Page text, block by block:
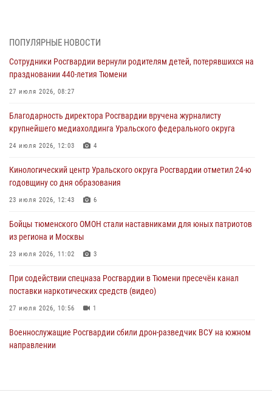
06 августа 2026, 04:41 3
Росгвардейцы в Тюменской области почтили память генерала
армии Ивана Кирилловича Яковлева
05 августа 2026, 11:03
В Тюмени офицер Росгвардии в радиоэфире напомнил гражданам о
мерах безопасного владения оружием
05 августа 2026, 09:56
Военнослужащие Росгвардии сбили дрон-разведчик ВСУ на южном
направлении
05 августа 2026, 05:35
Стальной характер продемонстрировали росгвардейцы в ходе
масштабных спортивных событий на Урале
05 августа 2026, 05:22
ПОПУЛЯРНЫЕ НОВОСТИ
Сотрудники Росгвардии вернули родителям детей, потерявшихся на
праздновании 440-летия Тюмени
27 июля 2026, 08:27
Благодарность директора Росгвардии вручена журналисту
крупнейшего медиахолдинга Уральского федерального округа
24 июля 2026, 12:03 4
Кинологический центр Уральского округа Росгвардии отметил 24-ю
годовщину со дня образования
23 июля 2026, 12:43 6
Бойцы тюменского ОМОН стали наставниками для юных патриотов
из региона и Москвы
23 июля 2026, 11:02 3
При содействии спецназа Росгвардии в Тюмени пресечён канал
поставки наркотических средств (видео)
27 июля 2026, 10:56 1
Военнослужащие Росгвардии сбили дрон-разведчик ВСУ на южном
направлении